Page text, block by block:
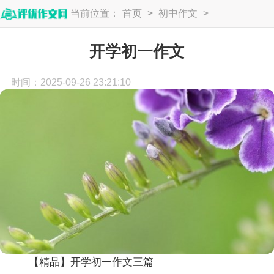
当前位置： 首页 > 初中作文 >
开学初一作文
时间：2025-09-26 23:21:10
【精品】开学初一作文三篇